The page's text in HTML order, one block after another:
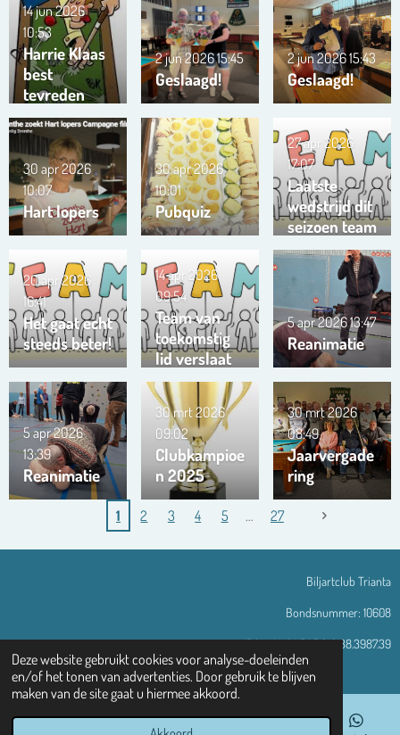
Deze website gebruikt cookies voor analyse-doeleinden
en/of het tonen van advertenties. Door gebruik te blijven
maken van de site gaat u hiermee akkoord.
Harrie Klaas
best
tevreden
14 jun 2026
10:53
Geslaagd!
2 jun 202615:45
Geslaagd!
2 jun 202615:43
Hart lopers
30 apr 2026
10:07
Pubquiz
30 apr 2026
10:01
Laatste
wedstrijd dit
seizoen team
Trianta 01
27 apr 2026
17:07
Het gaat echt
steeds beter!
20 apr 2026
16:41
Team van
toekomstig
lid verslaat
ons team …
!!!
14 apr 2026
09:54
Reanimatie
5 apr 202613:47
Reanimatie
5 apr 2026
13:39
Clubkampioe
n 2025
30 mrt 2026
09:02
Jaarvergade
ring
30 mrt 2026
08:49
1 2 3 4 5 27
Biljartclub Trianta
Bondsnummer: 10608
IBAN: NL94 RABO 0138.3987.39
© 2013 - 2026 Trianta-assen.nl